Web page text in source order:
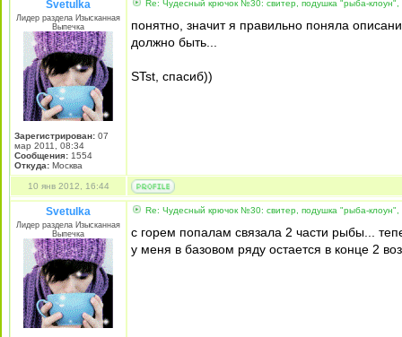
Svetulka
Лидер раздела Изысканная
Выпечка
Зарегистрирован: 07
мар 2011, 08:34
Сообщения: 1554
Откуда: Москва
Re: Чудесный крючок №30: свитер, подушка "рыба-клоун",
понятно, значит я правильно поняла
должно быть...
STst, спасиб))
10 янв 2012, 16:44
Svetulka
Лидер раздела Изысканная
Выпечка
Re: Чудесный крючок №30: свитер, подушка "рыба-клоун",
с горем попалам связала 2 части рыбы...
у меня в базовом ряду остается в конце 2